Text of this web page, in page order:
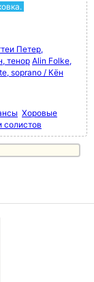
Петер,
тенор Alin Folke,
soprano / Кён
Хоровые
солистов